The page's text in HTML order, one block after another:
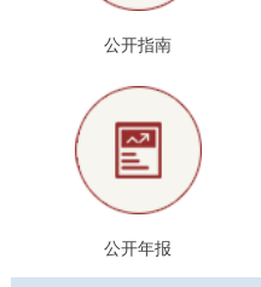
公开指南
公开年报